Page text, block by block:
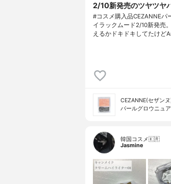
2/10新発売のツヤツヤ
#コスメ購入品CEZANNEパ
イラックムード2/10新発売
えるかドキドキしてたけど
CEZANNE(セザン
パールグロウニュ
韓国コスメ🇰🇷
Jasmine